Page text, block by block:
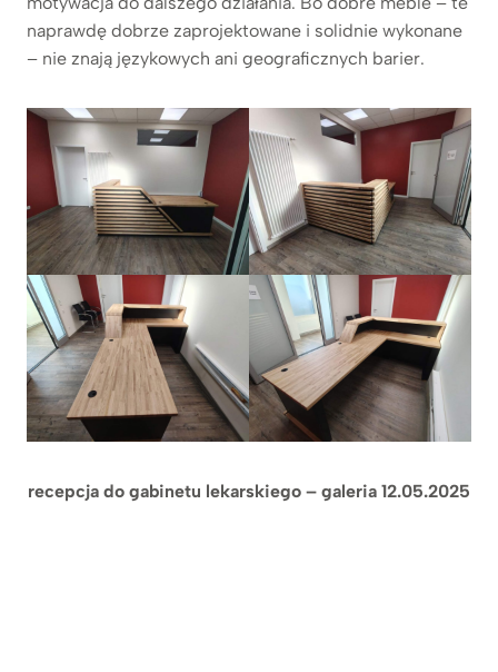
naprawdę dobrze zaprojektowane i solidnie wykonane
– nie znają językowych ani geograficznych barier.
recepcja do gabinetu lekarskiego – galeria 12.05.2025